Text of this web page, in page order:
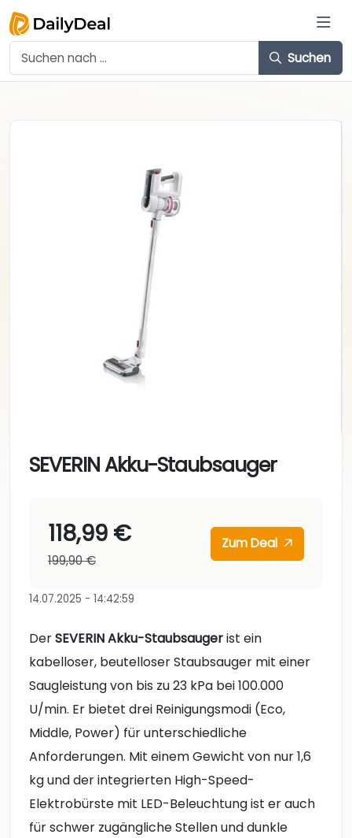
Suchen
SEVERIN Akku-Staubsauger
118,99 €
199,90 €
Zum Deal
14.07.2025 - 14:42:59
DerSEVERIN Akku-Staubsaugerist ein
kabelloser, beutelloser Staubsauger mit einer
Saugleistung von bis zu 23 kPa bei 100.000
U/min. Er bietet drei Reinigungsmodi (Eco,
Middle, Power) für unterschiedliche
Anforderungen. Mit einem Gewicht von nur 1,6
kg und der integrierten High-Speed-
Elektrobürste mit LED-Beleuchtung ist er auch
für schwer zugängliche Stellen und dunkle